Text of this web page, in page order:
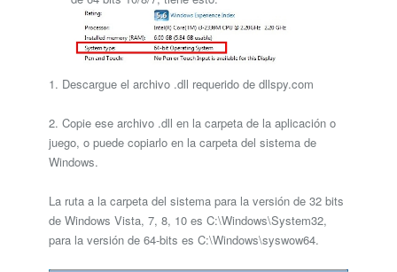
1. Descargue el archivo .dll requerido de dllspy.com
2. Copie ese archivo .dll en la carpeta de la aplicación o
juego, o puede copiarlo en la carpeta del sistema de
Windows.
La ruta a la carpeta del sistema para la versión de 32 bits
de Windows Vista, 7, 8, 10 es C:\Windows\System32,
para la versión de 64-bits es C:\Windows\syswow64.